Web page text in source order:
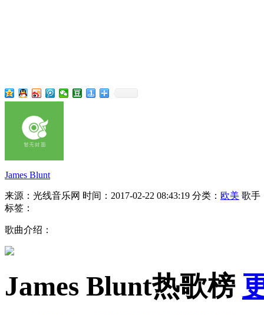
James Blunt
来源：光线音乐网 时间：2017-02-22 08:43:19 分类： 欧美 歌手
标签：
歌曲介绍：
James Blunt热歌榜